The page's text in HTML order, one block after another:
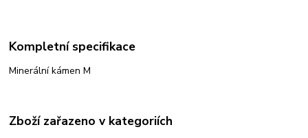
Kompletní specifikace
Minerální kámen M
Zboží zařazeno v kategoriích